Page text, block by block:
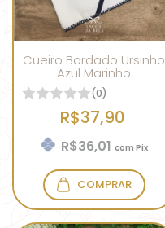
Cueiro Bordado Ursinho
Azul Marinho
(0)
R$37,90
R$36,01 com Pix
COMPRAR